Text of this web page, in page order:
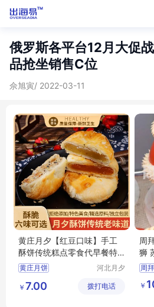
俄罗斯各平台12月大促
品抢坐销售C位
佘旭寅/ 2022-03-11
黄庄月夕【红豆口味】手工
酥饼传统糕点零食代早餐特
产
黄庄月饼
传统糕点批发
河北月夕
公司
￥ 7.00 拨打电话
周
狮
馍
周
立
￥